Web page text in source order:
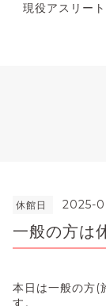
現役アスリー
休館日 2025-
一般の方は
本日は一般の方(